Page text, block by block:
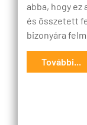
abba, hogy ez
és összetett
bizonyára
További...